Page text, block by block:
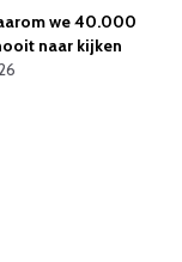
we 40.000
naar kijken